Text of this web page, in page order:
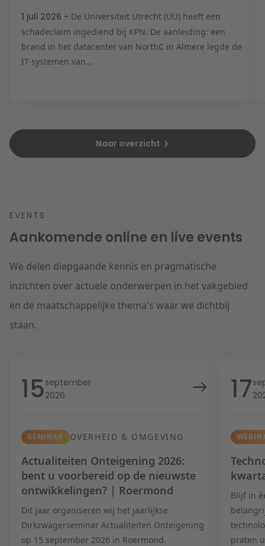
1 juli 2026 - De Universiteit Utrecht (UU) heeft een
schadeclaim ingediend bij KPN. De aanleiding: een
brand in het datacenter van NorthC in Almere legde de
IT-systemen van...
Naar overzicht
EVENTS
Aankomende online en live events
We delen diepgaande kennis en pragmatische
inzichten over actuele onderwerpen in het vakgebied
en de maatschappelijke thema's waar we dichtbij
staan.
15september
2026
SEMINAR OVERHEID & OMGEVING
Actualiteiten Onteigening 2026:
bent u voorbereid op de nieuwste
ontwikkelingen? | Roermond
Dit jaar organiseren wij het jaarlijkse
Dirkzwagerseminar Actualiteiten Onteigening
op 15 september 2026 in Roermond.
17
Blijf in
praten